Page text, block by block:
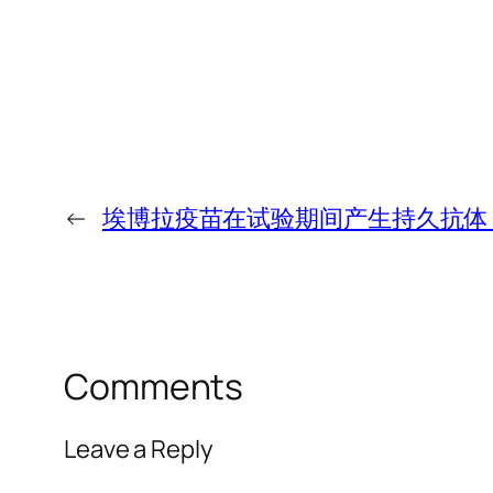
← 埃博拉疫苗在试验期间产生持久抗
Comments
Leave a Reply